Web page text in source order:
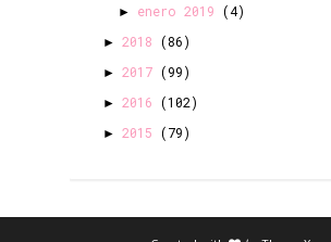
► enero 2019 (4)
► 2018 (86)
► 2017 (99)
► 2016 (102)
► 2015 (79)